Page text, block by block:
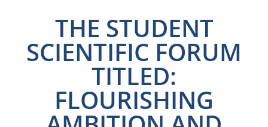
THE STUDENT
SCIENTIFIC FORUM
TITLED:
FLOURISHING